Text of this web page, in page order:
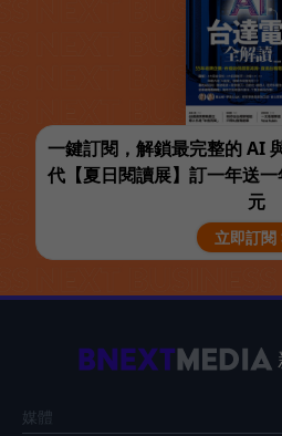
一鍵訂閱，解鎖最完整的 AI
代【夏日閱讀展】訂一年送
元
立即訂閱
媒體